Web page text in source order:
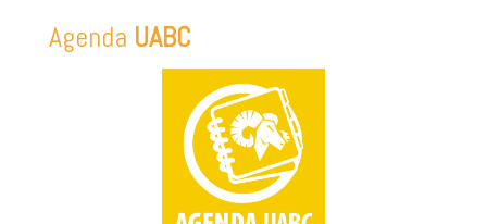
Agenda UABC